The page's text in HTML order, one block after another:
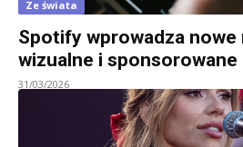
Ze świata
Spotify wprowadza nowe
wizualne i
31/03/2026